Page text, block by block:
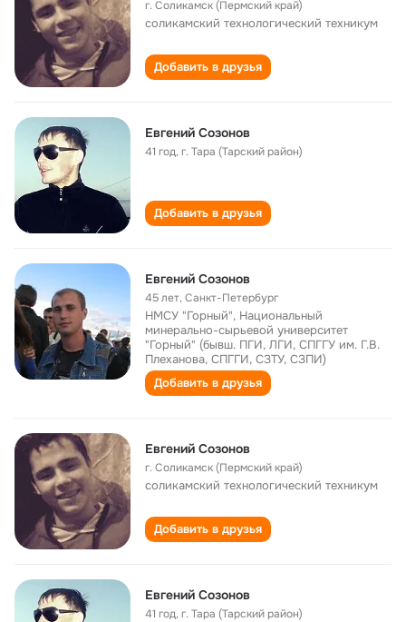
г. Соликамск (Пермский край)
соликамский технологический техникум
Добавить в друзья
Евгений Созонов
41 год,г. Тара (Тарский район)
Добавить в друзья
Евгений Созонов
45 лет,Санкт-Петербург
НМСУ "Горный", Национальный
минерально-сырьевой университет
"Горный" (бывш. ПГИ, ЛГИ, СПГГУ им. Г.В.
Плеханова, СПГГИ, СЗТУ, СЗПИ)
Добавить в друзья
Евгений Созонов
г. Соликамск (Пермский край)
соликамский технологический техникум
Добавить в друзья
Евгений Созонов
41 год,г. Тара (Тарский район)